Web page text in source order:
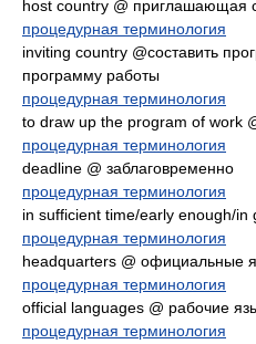
host country @ приглашающая
процедурная терминология
inviting country @составить
программу работы
процедурная терминология
to draw up the program of work
процедурная терминология
deadline @ заблаговременно
процедурная терминология
in sufficient time/early enough/in
процедурная терминология
headquarters @ официальные
процедурная терминология
official languages @ рабочие
процедурная терминология